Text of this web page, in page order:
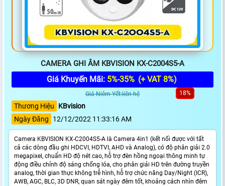
CAMERA GHI ÂM KBVISION KX-C2004S5-A
Giá Khuyến Mãi: 5%-35% (+ VAT 8%)
Giá Niêm Yết:liên hệ 18%
Thương Hiệu
KBvision
Ngày Đăng
12/12/2022 11:33:16 AM
Camera KBVISION KX-C2004S5-A là Camera 4in1 (kết nối được với tất
cả các dòng đầu ghi HDCVI, HDTVI, AHD và Analog), có độ phân giải 2.0
megapixel, chuẩn HD độ nét cao, hỗ trợ đèn hồng ngoại thông minh tự
động điều chỉnh độ sáng chống lóa, cho phân giải HD trên đường truyền
analog, thời gian thực không trễ hình, hỗ trợ chức năng Day/Night (ICR),
AWB, AGC, BLC, 3D DNR, quan sát ngày đêm tốt, khoảng cách nhìn đêm